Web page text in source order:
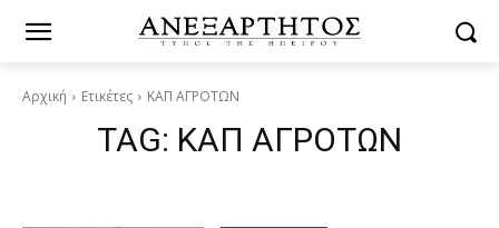
Αρχική Ετικέτες ΚΑΠ ΑΓΡΟΤΩΝ
TAG: ΚΑΠ ΑΓΡΟΤΩΝ